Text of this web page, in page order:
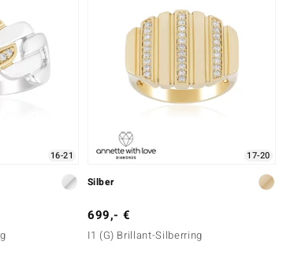
16-21 17-20
Silber
699,- €
I1 (G) Brillant-Silberring